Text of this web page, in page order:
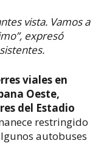
vista. Vamos a
expresó
viales en
Oeste,
del Estadio
restringido
autobuses